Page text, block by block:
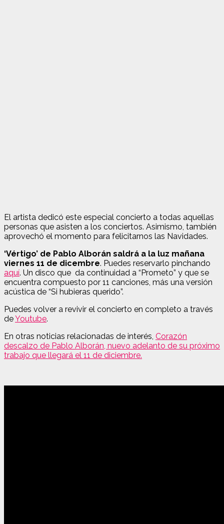
El artista dedicó este especial concierto a todas aquellas
personas que asisten a los conciertos. Asimismo, también
aprovechó el momento para felicitarnos las Navidades.
‘Vértigo’ de Pablo Alborán saldrá a la luz mañana
viernes 11 de dicembre. Puedes reservarlo pinchando
aquí. Un disco que da continuidad a “Prometo” y que se
encuentra compuesto por 11 canciones, más una versión
acústica de “Si hubieras querido”.
Puedes volver a revivir el concierto en completo a través
deYoutube.
En otras noticias relacionadas de interés, Corazón
descalzo de Pablo Alborán, nuevo adelanto de su próximo
trabajo que llegará el 11 de diciembre.